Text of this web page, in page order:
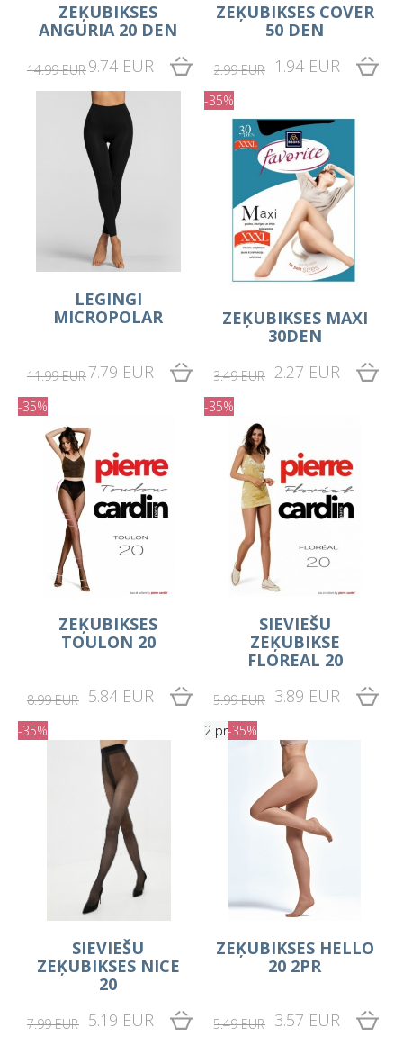
ZEĶUBIKSES
ANGURIA 20 DEN
14.99 EUR 9.74 EUR
ZEĶUBIKSES COVER
50 DEN
2.99 EUR 1.94 EUR
LEGINGI
MICROPOLAR
11.99 EUR7.79 EUR
-35%
ZEĶUBIKSES MAXI
30DEN
3.49 EUR 2.27 EUR
-35%
ZEĶUBIKSES
TOULON 20
8.99 EUR 5.84 EUR
-35%
SIEVIEŠU
ZEĶUBIKSE
FLOREAL 20
5.99 EUR 3.89 EUR
-35%
SIEVIEŠU
ZEĶUBIKSES NICE
20
7.99 EUR 5.19 EUR
2 pr-35%
ZEĶUBIKSES HELLO
20 2PR
5.49 EUR 3.57 EUR